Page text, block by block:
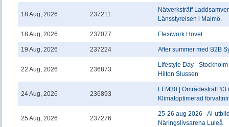
18 Aug, 2026 237211
Nätverksträff
Länsstyrelsen i Malmö.
18 Aug, 2026 237077 Flexiwork Hovet
19 Aug, 2026 237224 After summer med B2B
22 Aug, 2026 236873
Lifestyle Day -
Hilton Slussen
24 Aug, 2026 236893
LFM30 | Områdesträff #3
Klimatoptimerad
25 Aug, 2026 237276
25-26 aug 2026 - Ai-
Näringslivsarena Luleå